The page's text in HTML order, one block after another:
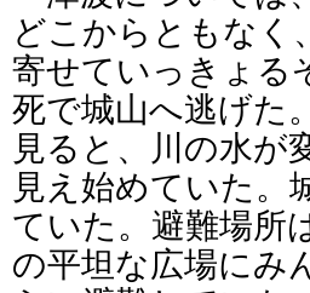
どこからともなく
寄せていっきょる
死で城山へ逃げた
見ると、川の水が
見え始めていた。
ていた。避難場所
の平坦な広場にみ